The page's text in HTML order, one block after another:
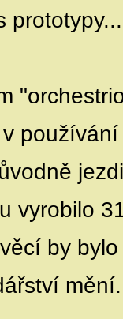
prototypy...
vyrobilo
by